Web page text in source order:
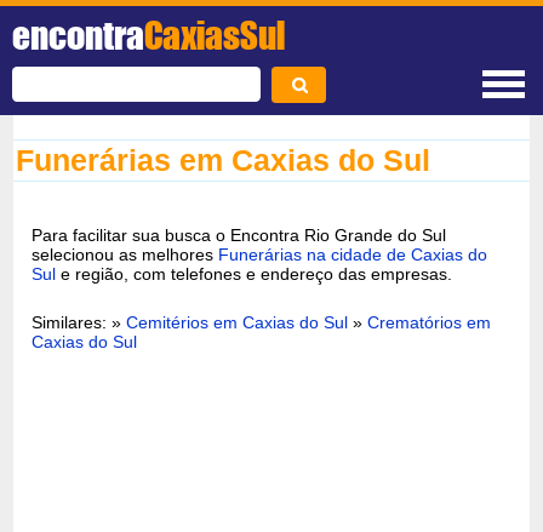
encontraCaxiasSul
Funerárias em Caxias do Sul
Para facilitar sua busca o Encontra Rio Grande do Sul
selecionou as melhores Funerárias na cidade de Caxias do
Sul e região, com telefones e endereço das empresas.
Similares: »Cemitérios em Caxias do Sul »Crematórios em
Caxias do Sul